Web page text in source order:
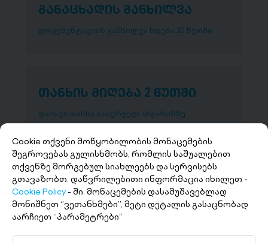
განაცხადის განხილვა
დოკუმენტაციის განხილვა ხდება 30 წუთში
თანხის მიღება 2 წუთში
დაისვი თანხა სასურველ ანგარიშზე
Cookie თქვენი მოწყობილობის მონაცემების
შეგროვებას გულისხმობს, რომლის საშუალებით
თქვენზე მორგებულ სიახლეებს და სერვისებს
გთავაზობთ. დაწვრილებითი ინფორმაცია იხილეთ -
Cookie Policy - ში. მონაცემების დასამუშავებლად
მონიშნეთ ‘’ვეთანხმები’’, მეტი დეტალის გასაცნობად
აარჩიეთ ‘’პარამეტრები’’